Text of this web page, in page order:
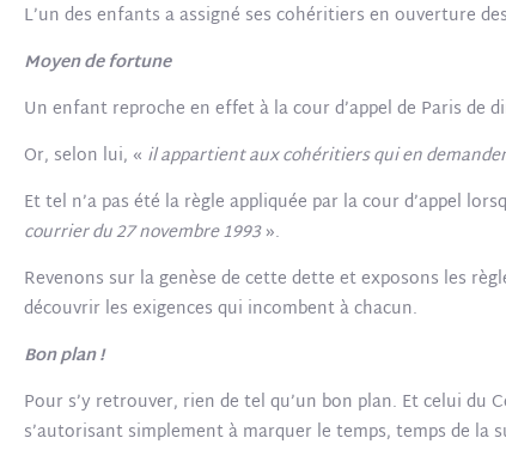
L’un des enfants a assigné ses cohéritiers en ouverture
Moyen de fortune
Un enfant reproche en effet à la cour d’appel de Paris de
Or, selon lui, « il appartient aux cohéritiers qui en
Et tel n’a pas été la règle appliquée par la cour d’appel
courrier du 27 novembre 1993».
Revenons sur la genèse de cette dette et exposons les
découvrir les exigences qui incombent à chacun.
Bon plan !
Pour s’y retrouver, rien de tel qu’un bon plan. Et celui du
s’autorisant simplement à marquer le temps, temps de la